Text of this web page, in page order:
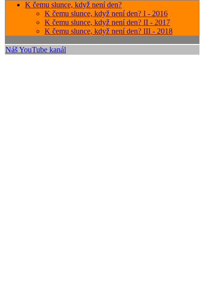
K čemu slunce, když není den?
K čemu slunce, když není den? I - 2016
K čemu slunce, když není den? II - 2017
K čemu slunce, když není den? III - 2018
Náš YouTube kanál